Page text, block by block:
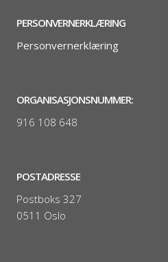
PERSONVERNERKLÆRING
Personvernerklæring
ORGANISASJONSNUMMER:
916 108 648
POSTADRESSE
Postboks 327
0511 Oslo